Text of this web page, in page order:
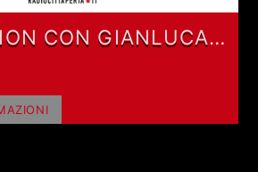
CON GIANLUCA